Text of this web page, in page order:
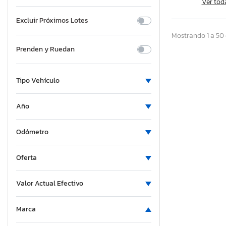
Excluir Próximos Lotes
Prenden y Ruedan
Tipo Vehículo
Año
Odómetro
Oferta
Valor Actual Efectivo
Marca
Mostrando 1 a